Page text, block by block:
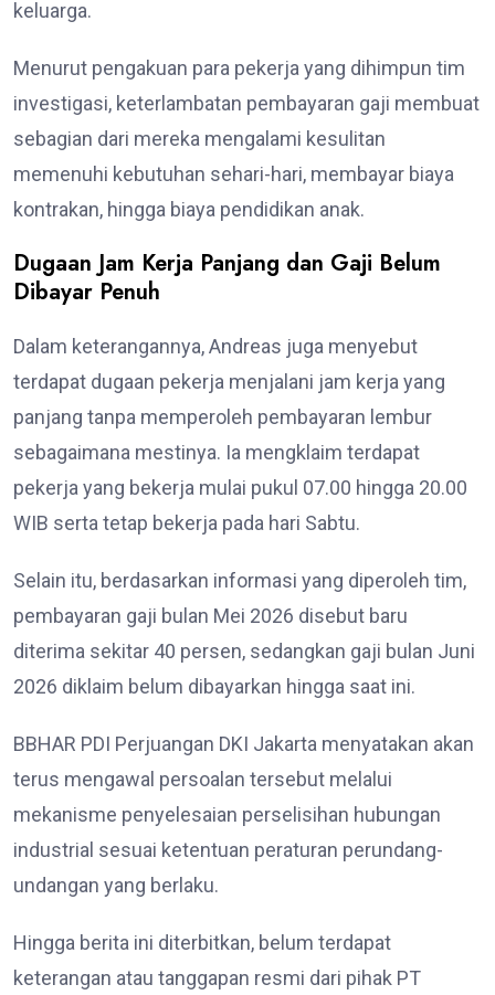
keluarga.
Menurut pengakuan para pekerja yang dihimpun tim
investigasi, keterlambatan pembayaran gaji membuat
sebagian dari mereka mengalami kesulitan
memenuhi kebutuhan sehari-hari, membayar biaya
kontrakan, hingga biaya pendidikan anak.
Dugaan Jam Kerja Panjang dan Gaji Belum
Dibayar Penuh
Dalam keterangannya, Andreas juga menyebut
terdapat dugaan pekerja menjalani jam kerja yang
panjang tanpa memperoleh pembayaran lembur
sebagaimana mestinya. Ia mengklaim terdapat
pekerja yang bekerja mulai pukul 07.00 hingga 20.00
WIB serta tetap bekerja pada hari Sabtu.
Selain itu, berdasarkan informasi yang diperoleh tim,
pembayaran gaji bulan Mei 2026 disebut baru
diterima sekitar 40 persen, sedangkan gaji bulan Juni
2026 diklaim belum dibayarkan hingga saat ini.
BBHAR PDI Perjuangan DKI Jakarta menyatakan akan
terus mengawal persoalan tersebut melalui
mekanisme penyelesaian perselisihan hubungan
industrial sesuai ketentuan peraturan perundang-
undangan yang berlaku.
Hingga berita ini diterbitkan, belum terdapat
keterangan atau tanggapan resmi dari pihak PT